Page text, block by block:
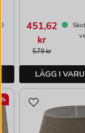
579 kr
451,62
kr
LÄGG I